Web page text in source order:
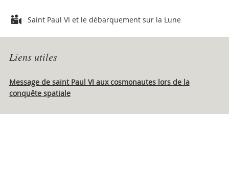
Attachments
Saint Paul VI et le débarquement sur la Lune
Liens utiles
Message de saint Paul VI aux cosmonautes lors de la
conquête spatiale